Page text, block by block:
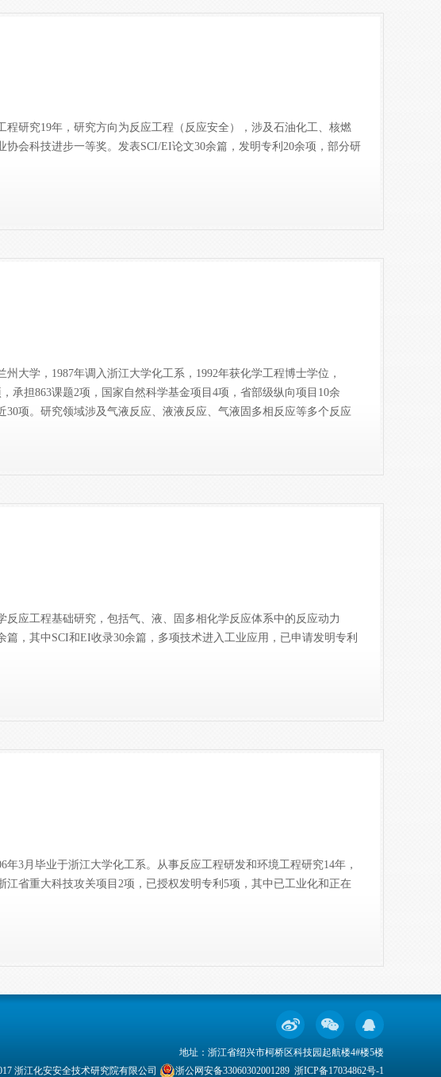
研究19年，研究方向为反应工程（反应安全），涉及石油化工、核燃
会科技进步一等奖。发表SCI/EI论文30余篇，发明专利20余项，部分研
大学，1987年调入浙江大学化工系，1992年获化学工程博士学位，
承担863课题2项，国家自然科学基金项目4项，省部级纵向项目10余
项。研究领域涉及气液反应、液液反应、气液固多相反应等多个反应
应工程基础研究，包括气、液、固多相化学反应体系中的反应动力
，其中SCI和EI收录30余篇，多项技术进入工业应用，已申请发明专利
3月毕业于浙江大学化工系。从事反应工程研发和环境工程研究14年，
省重大科技攻关项目2项，已授权发明专利5项，其中已工业化和正在
地址：浙江省绍兴市柯桥区科技园起航楼4#楼5楼
浙江化安安全技术研究院有限公司
浙公网安备33060302001289 浙ICP备17034862号-1